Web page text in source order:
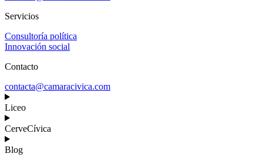
Servicios
Consultoría política
Innovación social
Contacto
contacta@camaracivica.com
Liceo
CerveCívica
Blog